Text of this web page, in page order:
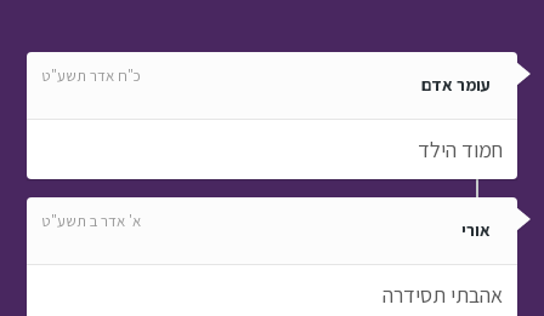
עומר אדם כ"ח אדר תשע"ט
חמוד הילד
אורי א' אדר ב תשע"ט
אהבתי תסידרה